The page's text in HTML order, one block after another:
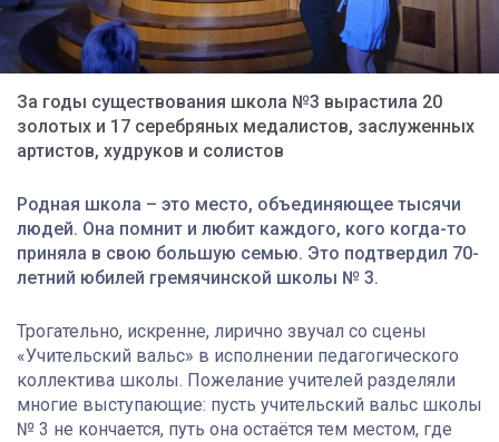
За годы существования школа №3 вырастила 20
золотых и 17 серебряных медалистов, заслуженных
артистов, худруков и солистов
Родная школа – это место, объединяющее тысячи
людей. Она помнит и любит каждого, кого когда-то
приняла в свою большую семью. Это подтвердил 70-
летний юбилей гремячинской школы № 3.
Трогательно, искренне, лирично звучал со сцены
«Учительский вальс» в исполнении педагогического
коллектива школы. Пожелание учителей разделяли
многие выступающие: пусть учительский вальс школы
№ 3 не кончается, путь она остаётся тем местом, где